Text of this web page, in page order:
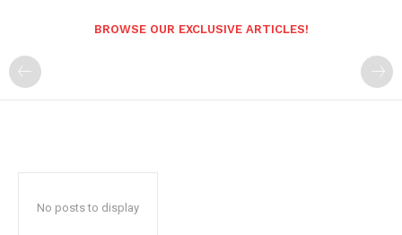
BROWSE OUR EXCLUSIVE ARTICLES!
No posts to display